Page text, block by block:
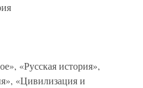
«Русская история»,
«Цивилизация и